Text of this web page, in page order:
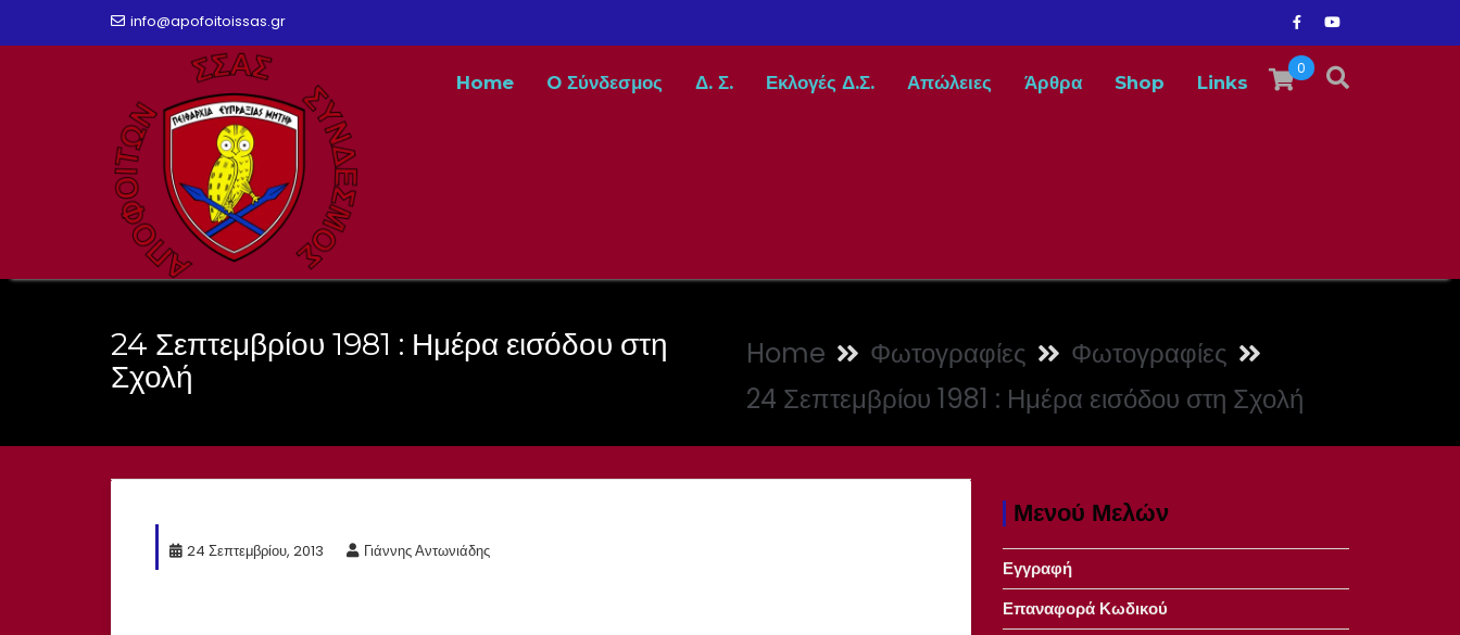
info@apofoitoissas.gr
0
Home O Σύνδεσμος Δ. Σ. Εκλογές Δ.Σ. Απώλειες Άρθρα Shop Links
24 Σεπτεμβρίου 1981 : Ημέρα εισόδου στη
Σχολή
Home Φωτογραφίες
Φωτογραφίες
24 Σεπτεμβρίου 1981 : Ημέρα εισόδου στη Σχολή
24 Σεπτεμβρίου, 2013 Γιάννης Αντωνιάδης
Μενού Μελών
Εγγραφή
Επαναφορά Κωδικού